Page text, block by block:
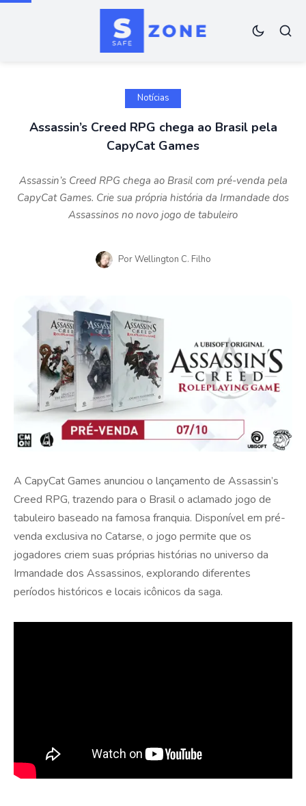
Notícias
Assassin’s Creed RPG chega ao Brasil pela
CapyCat Games
Assassin’s Creed RPG chega ao Brasil com pré-venda pela
CapyCat Games. Crie sua própria história da Irmandade dos
Assassinos no novo jogo de tabuleiro
PorWellington C. Filho
A CapyCat Games anunciou o lançamento de Assassin’s
Creed RPG, trazendo para o Brasil o aclamado jogo de
tabuleiro baseado na famosa franquia. Disponível em pré-
venda exclusiva no Catarse, o jogo permite que os
jogadores criem suas próprias histórias no universo da
Irmandade dos Assassinos, explorando diferentes
períodos históricos e locais icônicos da saga.